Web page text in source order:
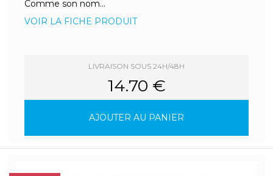
Comme son nom...
VOIR LA FICHE PRODUIT
LIVRAISON SOUS 24H/48H
14.70 €
AJOUTER AU PANIER